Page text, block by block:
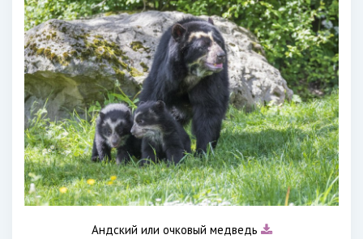
Андский или очковый медведь